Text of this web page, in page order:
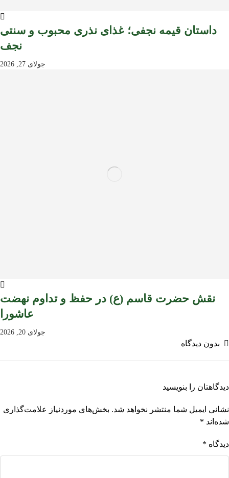
داستان قیمه نجفی؛ غذای نذری محبوب و سنتی
نجف
جولای 27, 2026
نقش حضرت قاسم (ع) در حفظ و تداوم نهضت
عاشورا
جولای 20, 2026
بدون دیدگاه
دیدگاهتان را بنویسید
نشانی ایمیل شما منتشر نخواهد شد. بخش‌های موردنیاز علامت‌گذاری
شده‌اند *
دیدگاه *